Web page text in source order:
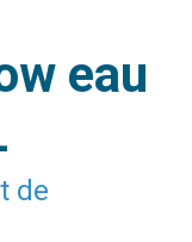
eau
de